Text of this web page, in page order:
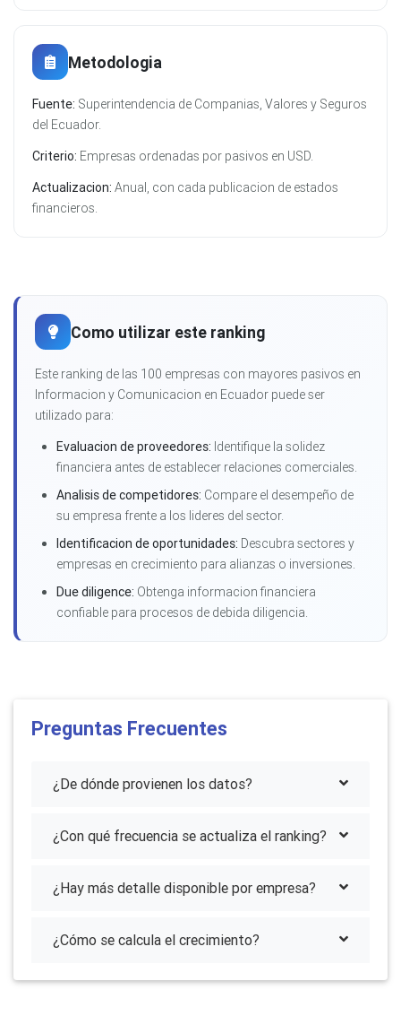
Metodologia
Fuente: Superintendencia de Companias, Valores y Seguros
del Ecuador.
Criterio: Empresas ordenadas por pasivos en USD.
Actualizacion: Anual, con cada publicacion de estados
financieros.
Como utilizar este ranking
Este ranking de las 100 empresas con mayores pasivos en
Informacion y Comunicacion en Ecuador puede ser
utilizado para:
Evaluacion de proveedores: Identifique la solidez
financiera antes de establecer relaciones comerciales.
Analisis de competidores: Compare el desempeño de
su empresa frente a los lideres del sector.
Identificacion de oportunidades: Descubra sectores y
empresas en crecimiento para alianzas o inversiones.
Due diligence: Obtenga informacion financiera
confiable para procesos de debida diligencia.
Preguntas Frecuentes
¿De dónde provienen los datos?
¿Con qué frecuencia se actualiza el ranking?
¿Hay más detalle disponible por empresa?
¿Cómo se calcula el crecimiento?